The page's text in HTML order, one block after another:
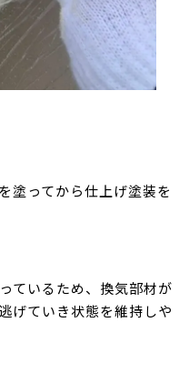
塗ってから仕上げ塗装を
ているため、換気部材が
げていき状態を維持しや